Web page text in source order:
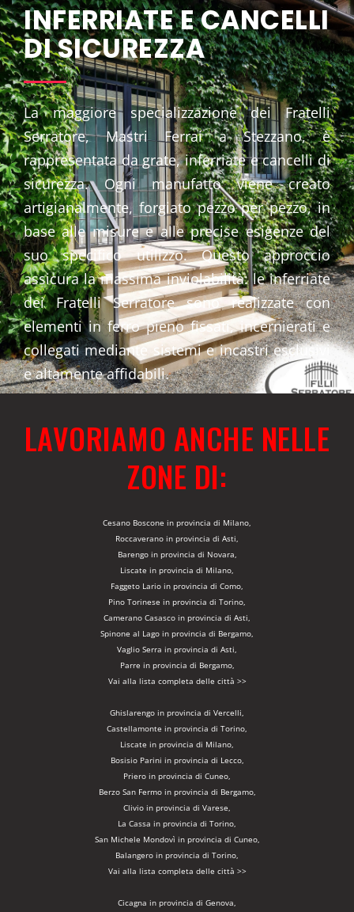
INFERRIATE E CANCELLI
DI SICUREZZA
La maggiore specializzazione dei Fratelli
Serratore, Mastri Ferrai a Stezzano, è
rappresentata da grate, inferriate e cancelli di
sicurezza. Ogni manufatto viene creato
artigianalmente, forgiato pezzo per pezzo, in
base alle misure e alle precise esigenze del
suo specifico utilizzo. Questo approccio
assicura la massima inviolabilità: le inferriate
dei Fratelli Serratore sono realizzate con
elementi in ferro pieno fissati, incernierati e
collegati mediante sistemi e incastri esclusivi
e altamente affidabili.
LAVORIAMO ANCHE NELLE
ZONE DI:
Cesano Boscone in provincia di Milano,
Roccaverano in provincia di Asti,
Barengo in provincia di Novara,
Liscate in provincia di Milano,
Faggeto Lario in provincia di Como,
Pino Torinese in provincia di Torino,
Camerano Casasco in provincia di Asti,
Spinone al Lago in provincia di Bergamo,
Vaglio Serra in provincia di Asti,
Parre in provincia di Bergamo,
Vai alla lista completa delle città >>
Ghislarengo in provincia di Vercelli,
Castellamonte in provincia di Torino,
Liscate in provincia di Milano,
Bosisio Parini in provincia di Lecco,
Priero in provincia di Cuneo,
Berzo San Fermo in provincia di Bergamo,
Clivio in provincia di Varese,
La Cassa in provincia di Torino,
San Michele Mondovì in provincia di Cuneo,
Balangero in provincia di Torino,
Vai alla lista completa delle città >>
Cicagna in provincia di Genova,